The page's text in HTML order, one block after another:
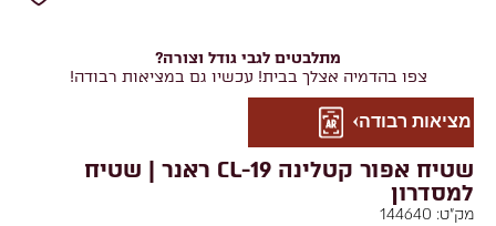
שטיח אפור קטלינה CL-19 ראנר | שטיח
למסדרון
מק"ט: 144640
מתלבטים לגבי גודל וצורה?
צפו בהדמיה אצלך בבית! עכשיו גם במציאות רבודה!
מציאות רבודה